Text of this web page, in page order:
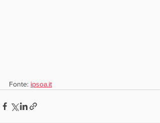
Fonte: ipsoa.it